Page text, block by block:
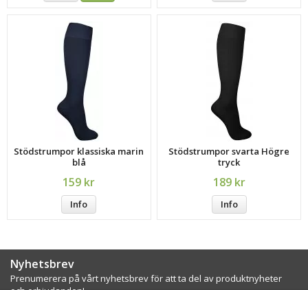
Stödstrumpor klassiska marin
blå
159 kr
Info
Stödstrumpor svarta Högre
tryck
189 kr
Info
Nyhetsbrev
Prenumerera på vårt nyhetsbrev för att ta del av produktnyheter